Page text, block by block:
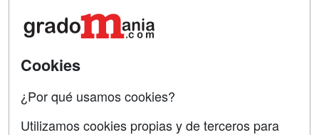
Acceso Centros
Contactar
Cookies
¿Por qué usamos cookies?
Utilizamos cookies propias y de terceros para